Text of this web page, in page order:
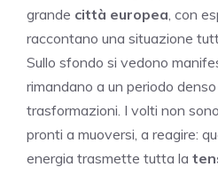
grande città europea , con
raccontano una situazione
Sullo sfondo si vedono
rimandano a un periodo
trasformazioni. I volti non
pronti a muoversi, a reagire:
energia trasmette tutta la